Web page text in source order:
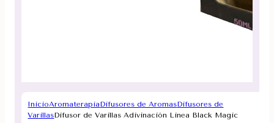
InicioAromaterapiaDifusores de AromasDifusores de
VarillasDifusor de Varillas Adivinación Linea Black Magic